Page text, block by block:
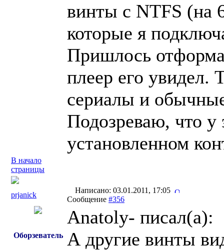
винты с NTFS (на
которые я
Пришлось
плеер его увидел.
сериалы и
Подозреваю, что у
установленном
В начало
страницы
prjanick
Написано: 03.01.2011, 17:05
Сообщение #356
Оборзеватель
Anatoly- писал(a):
А другие винты